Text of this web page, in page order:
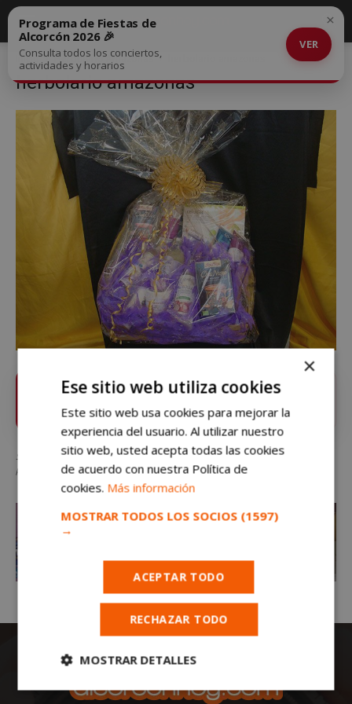
Inicio Herbolario Amazonas
herbolario amazonas
Programa de Fiestas de
Alcorcón 2026 🎉
Consulta todos los conciertos,
actividades y horarios
VER
×
Siguealcorconhoy.com en Google News ⭐
instante
Sorteo hasta 2/5/2015 para el día de la madre de esta cesta para sentirse bella
por fuera y por dentro.
×
Ese sitio web utiliza cookies
Este sitio web usa cookies para mejorar la
experiencia del usuario. Al utilizar nuestro
sitio web, usted acepta todas las cookies
de acuerdo con nuestra Política de
cookies. Más información
MOSTRAR TODOS LOS SOCIOS (1597)
→
ACEPTAR TODO
RECHAZAR TODO
MOSTRAR DETALLES
Cookies
Cookies de